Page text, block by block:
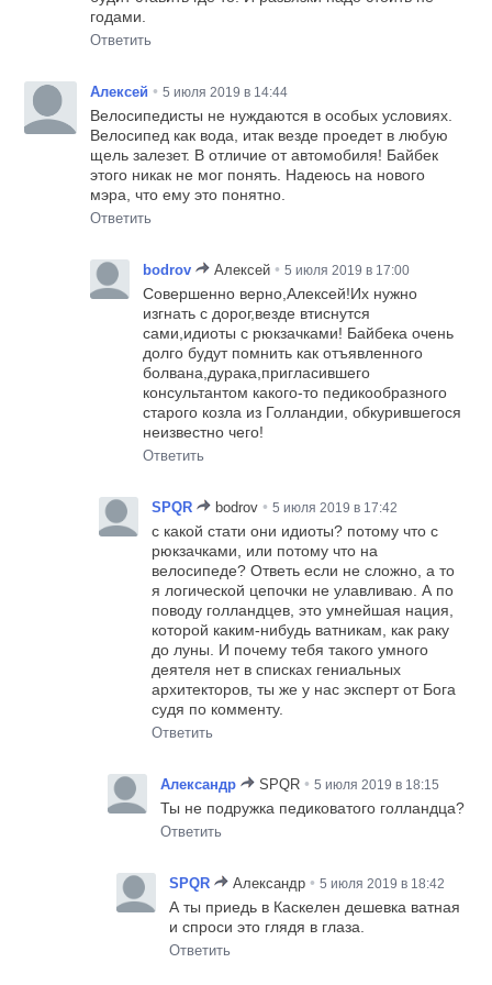
годами.
Ответить
Алексей • 5 июля 2019 в 14:44
Велосипедисты не нуждаются в особых условиях.
Велосипед как вода, итак везде проедет в любую
щель залезет. В отличие от автомобиля! Байбек
этого никак не мог понять. Надеюсь на нового
мэра, что ему это понятно.
Ответить
bodrov Алексей • 5 июля 2019 в 17:00
Совершенно верно,Алексей!Их нужно
изгнать с дорог,везде втиснутся
сами,идиоты с рюкзачками! Байбека очень
долго будут помнить как отъявленного
болвана,дурака,пригласившего
консультантом какого-то педикообразного
старого козла из Голландии, обкурившегося
неизвестно чего!
Ответить
SPQR bodrov • 5 июля 2019 в 17:42
с какой стати они идиоты? потому что с
рюкзачками, или потому что на
велосипеде? Ответь если не сложно, а то
я логической цепочки не улавливаю. А по
поводу голландцев, это умнейшая нация,
которой каким-нибудь ватникам, как раку
до луны. И почему тебя такого умного
деятеля нет в списках гениальных
архитекторов, ты же у нас эксперт от Бога
судя по комменту.
Ответить
Александр SPQR • 5 июля 2019 в 18:15
Ты не подружка педиковатого голландца?
Ответить
SPQR Александр • 5 июля 2019 в 18:42
А ты приедь в Каскелен дешевка ватная
и спроси это глядя в глаза.
Ответить